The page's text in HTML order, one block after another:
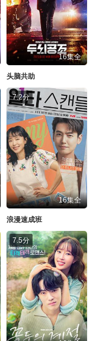
16集全
头脑共助
7.2分
16集全
浪漫速成班
7.5分